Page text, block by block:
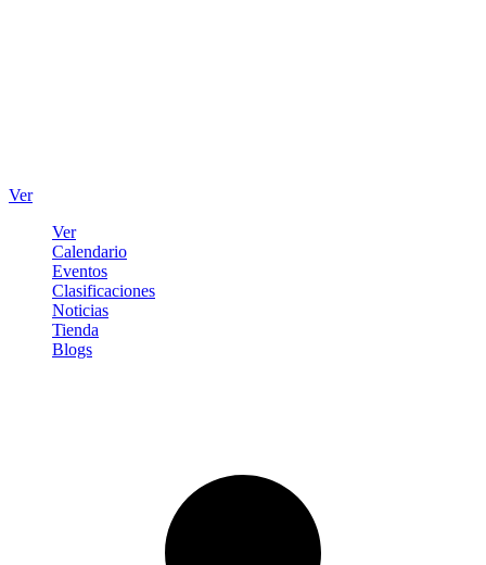
Ver
Ver
Calendario
Eventos
Clasificaciones
Noticias
Tienda
Blogs